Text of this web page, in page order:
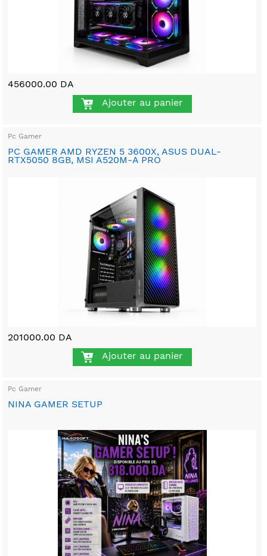
456000.00 DA
Ajouter au panier
Pc Gamer
PC GAMER AMD RYZEN 5 3600X, ASUS DUAL-
RTX5050 8GB, MSI A520M-A PRO
201000.00 DA
Ajouter au panier
Pc Gamer
NINA GAMER SETUP